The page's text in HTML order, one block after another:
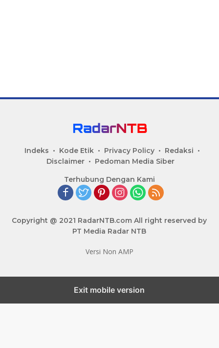
Indeks Kode Etik Privacy Policy
Redaksi
Disclaimer
Pedoman Media Siber
Terhubung Dengan Kami
Copyright @ 2021 RadarNTB.com All right reserved by
PT Media Radar NTB
Versi Non AMP
Exit mobile version